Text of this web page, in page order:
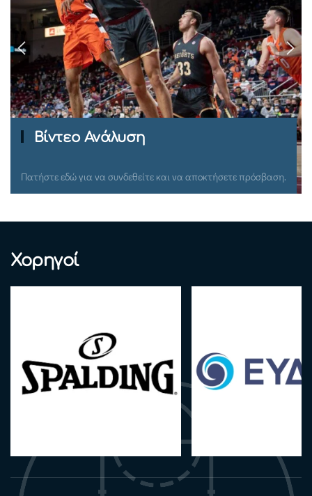
Ομιλίες Σεμιναρίων
Πατήστε εδώ για να συνδεθείτε και να αποκτήσετε πρόσβαση.
Χορηγοί